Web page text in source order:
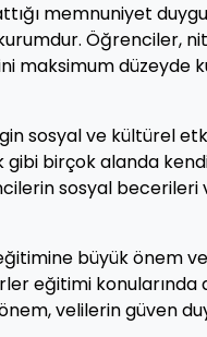
memnuniyet
Öğrenciler,
düzeyde
sosyal ve kültürel
birçok alanda
sosyal
büyük önem
eğitimi konularında
velilerin güven